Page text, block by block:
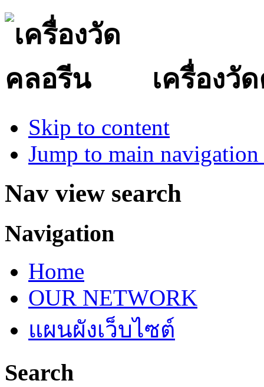
เครื่องวั
Skip to content
Jump to main
Nav view search
Navigation
Home
OUR NETWORK
แผนผังเว็บไซต์
Search